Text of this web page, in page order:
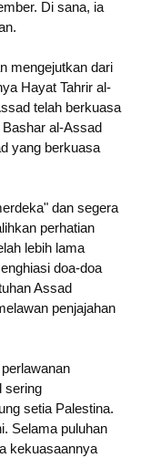
Di sana, ia
mengejutkan dari
Hayat Tahrir al-
telah berkuasa
al-Assad
yang berkuasa
dan segera
perhatian
lebih lama
doa-doa
Assad
penjajahan
sering
setia Palestina.
Selama puluhan
kekuasaannya